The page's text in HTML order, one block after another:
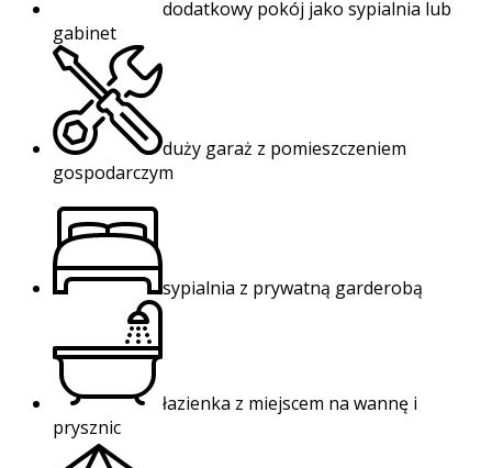
dodatkowy pokój jako sypialnia lub
gabinet
duży garaż z pomieszczeniem
gospodarczym
sypialnia z prywatną garderobą
łazienka z miejscem na wannę i
prysznic